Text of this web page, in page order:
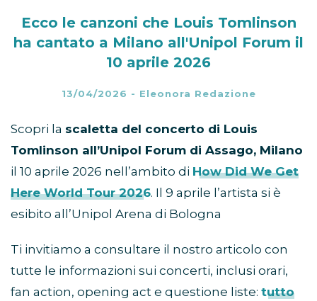
Ecco le canzoni che Louis Tomlinson
ha cantato a Milano all'Unipol Forum il
10 aprile 2026
13/04/2026 - Eleonora Redazione
Scopri la scaletta del concerto di Louis
Tomlinson all’Unipol Forum di Assago, Milano
il 10 aprile 2026 nell’ambito di How Did We Get
Here World Tour 2026. Il 9 aprile l’artista si è
esibito all’Unipol Arena di Bologna
Ti invitiamo a consultare il nostro articolo con
tutte le informazioni sui concerti, inclusi orari,
fan action, opening act e questione liste: tutto